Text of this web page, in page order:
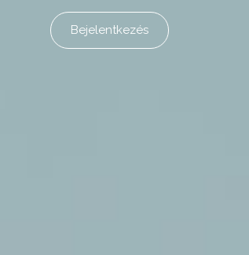
Bejelentkezés